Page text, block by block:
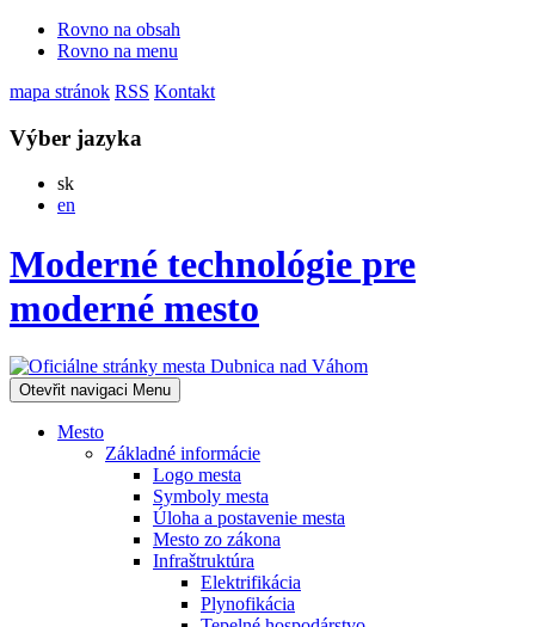
Rovno na obsah
Rovno na menu
mapa stránok RSS Kontakt
Výber jazyka
skSlovensky
en
Moderné technológie pre
moderné mesto
Otevřit navigaci Menu
Mesto
Základné informácie
Logo mesta
Symboly mesta
Úloha a postavenie mesta
Mesto zo zákona
Infraštruktúra
Elektrifikácia
Plynofikácia